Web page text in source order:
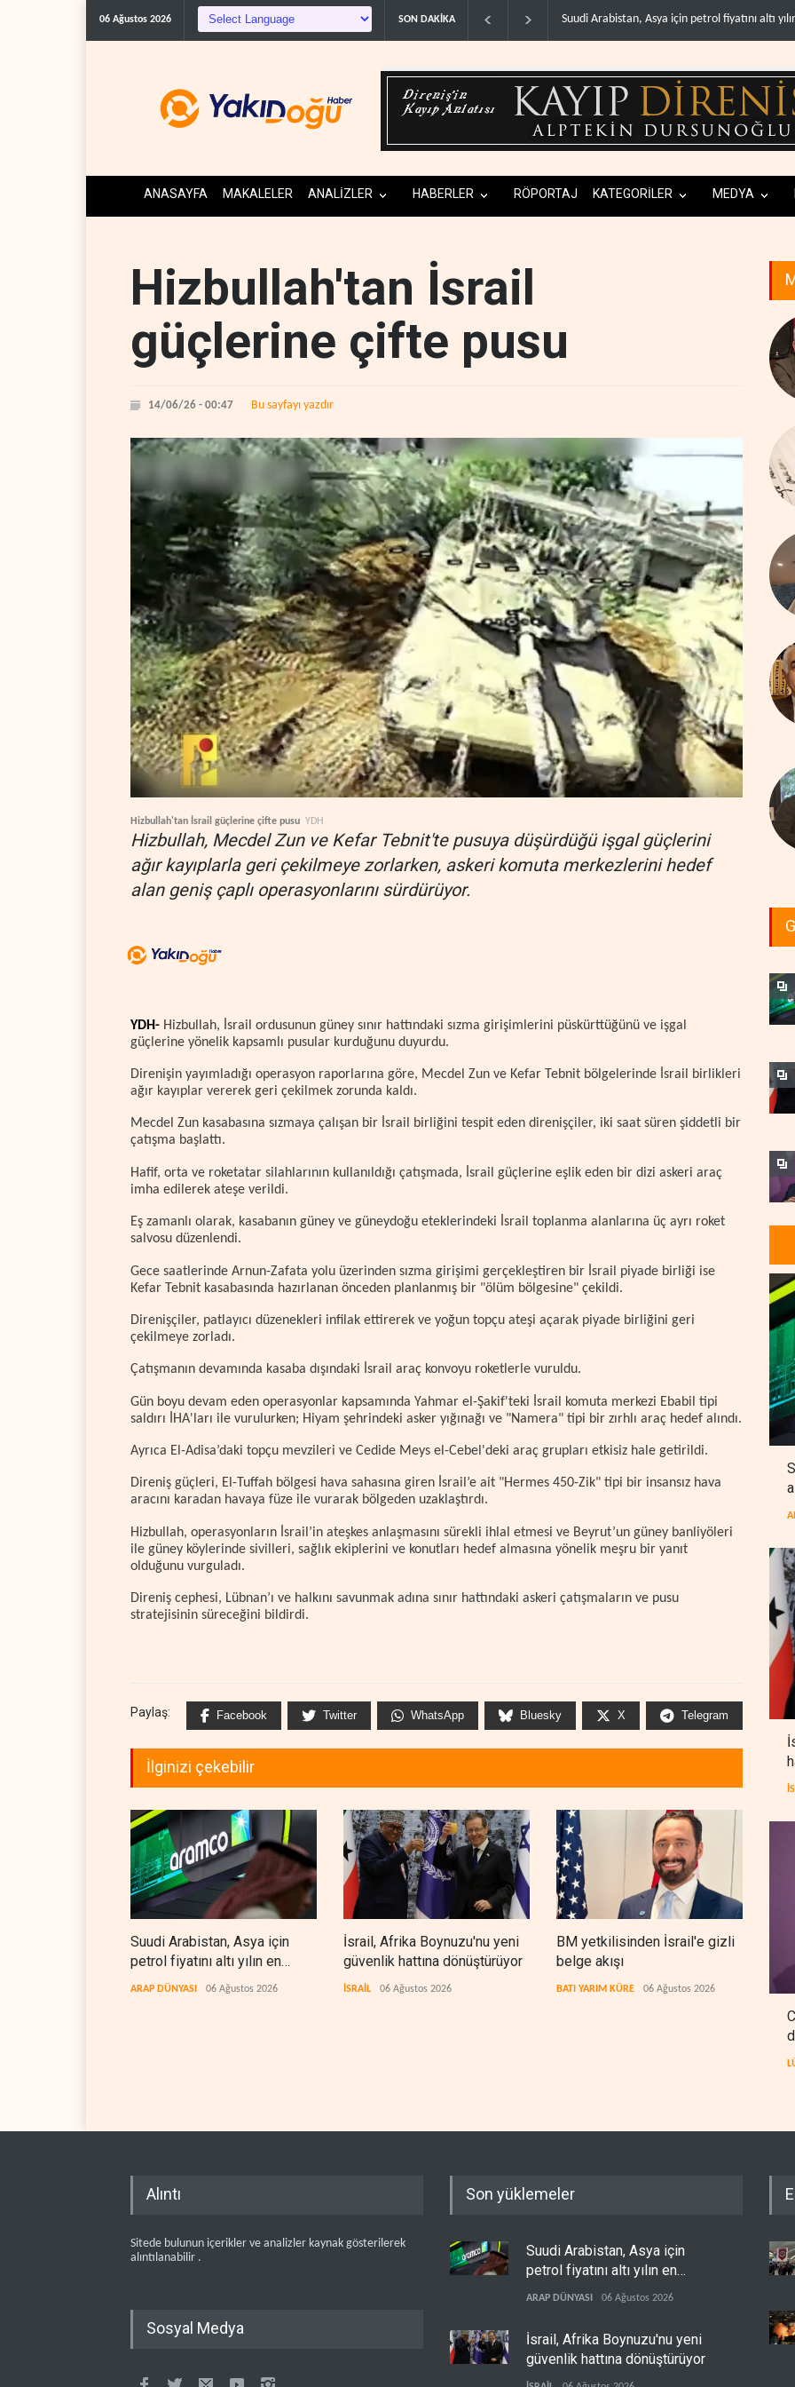
06 Ağustos 2026 SON DAKİKA
Suudi Arabistan, Asya için petrol fiyatını altı yılın .. İsrail, Afrika Boynuzu'nu
ANASAYFA MAKALELER ANALİZLER HABERLER RÖPORTAJ KATEGORİLER MEDYA
Hizbullah'tan İsrail
güçlerine çifte pusu
14/06/26 - 00:47 Bu sayfayı yazdır
Hizbullah'tan İsrail güçlerine çifte pusu YDH
Hizbullah, Mecdel Zun ve Kefar Tebnit'te pusuya düşürdüğü işgal güçlerini
ağır kayıplarla geri çekilmeye zorlarken, askeri komuta merkezlerini hedef
alan geniş çaplı operasyonlarını sürdürüyor.
YDH- Hizbullah, İsrail ordusunun güney sınır hattındaki sızma girişimlerini püskürttüğünü ve işgal
güçlerine yönelik kapsamlı pusular kurduğunu duyurdu.
Direnişin yayımladığı operasyon raporlarına göre, Mecdel Zun ve Kefar Tebnit bölgelerinde İsrail birlikleri
ağır kayıplar vererek geri çekilmek zorunda kaldı.
Mecdel Zun kasabasına sızmaya çalışan bir İsrail birliğini tespit eden direnişçiler, iki saat süren şiddetli bir
çatışma başlattı.
Hafif, orta ve roketatar silahlarının kullanıldığı çatışmada, İsrail güçlerine eşlik eden bir dizi askeri araç
imha edilerek ateşe verildi.
Eş zamanlı olarak, kasabanın güney ve güneydoğu eteklerindeki İsrail toplanma alanlarına üç ayrı roket
salvosu düzenlendi.
Gece saatlerinde Arnun-Zafata yolu üzerinden sızma girişimi gerçekleştiren bir İsrail piyade birliği ise
Kefar Tebnit kasabasında hazırlanan önceden planlanmış bir "ölüm bölgesine" çekildi.
Direnişçiler, patlayıcı düzenekleri infilak ettirerek ve yoğun topçu ateşi açarak piyade birliğini geri
çekilmeye zorladı.
Çatışmanın devamında kasaba dışındaki İsrail araç konvoyu roketlerle vuruldu.
Gün boyu devam eden operasyonlar kapsamında Yahmar el-Şakif'teki İsrail komuta merkezi Ebabil tipi
saldırı İHA'ları ile vurulurken; Hiyam şehrindeki asker yığınağı ve "Namera" tipi bir zırhlı araç hedef alındı.
Ayrıca El-Adisa’daki topçu mevzileri ve Cedide Meys el-Cebel'deki araç grupları etkisiz hale getirildi.
Direniş güçleri, El-Tuffah bölgesi hava sahasına giren İsrail’e ait "Hermes 450-Zik" tipi bir insansız hava
aracını karadan havaya füze ile vurarak bölgeden uzaklaştırdı.
Hizbullah, operasyonların İsrail’in ateşkes anlaşmasını sürekli ihlal etmesi ve Beyrut’un güney banliyöleri
ile güney köylerinde sivilleri, sağlık ekiplerini ve konutları hedef almasına yönelik meşru bir yanıt
olduğunu vurguladı.
Direniş cephesi, Lübnan’ı ve halkını savunmak adına sınır hattındaki askeri çatışmaların ve pusu
stratejisinin süreceğini bildirdi.
Paylaş: Facebook Twitter WhatsApp Bluesky X Telegram
İlginizi çekebilir
Suudi Arabistan, Asya için
petrol fiyatını altı yılın en
düşüğüne indirdi
ARAP DÜNYASI 06 Ağustos 2026
İsrail, Afrika Boynuzu'nu yeni
güvenlik hattına dönüştürüyor
İSRAİL 06 Ağustos 2026
BM yetkilisinden İsrail'e gizli
belge akışı
BATI YARIM KÜRE 06 Ağustos 2026
arıyor
Alıntı
Sitede bulunun içerikler ve analizler kaynak gösterilerek
alıntılanabilir .
Sosyal Medya
Son yüklemeler
Suudi Arabistan, Asya için
petrol fiyatını altı yılın en
düşüğüne indirdi
ARAP DÜNYASI 06 Ağustos 2026
İsrail, Afrika Boynuzu'nu yeni
güvenlik hattına dönüştürüyor